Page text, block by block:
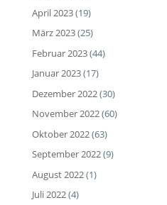
April 2023(19)
März 2023(25)
Februar 2023(44)
Januar 2023(17)
Dezember 2022(30)
November 2022(60)
Oktober 2022(63)
September 2022(9)
August 2022(1)
Juli 2022(4)